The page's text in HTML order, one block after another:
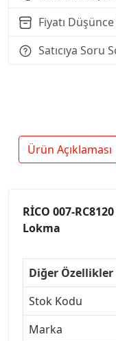
Fiyatı
Satıcıya Soru
Ürün Açıklaması
RİCO 007-
Lokma
Diğer Özellikler
Stok Kodu
Marka